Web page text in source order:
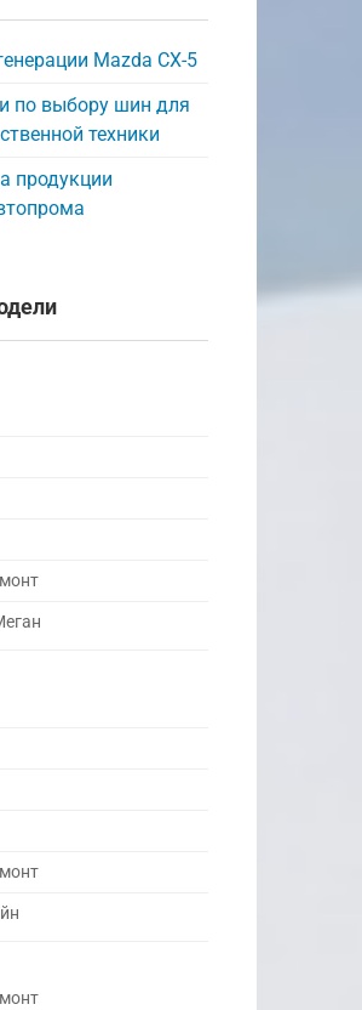
Mazda CX-5
по выбору шин для
техники
продукции